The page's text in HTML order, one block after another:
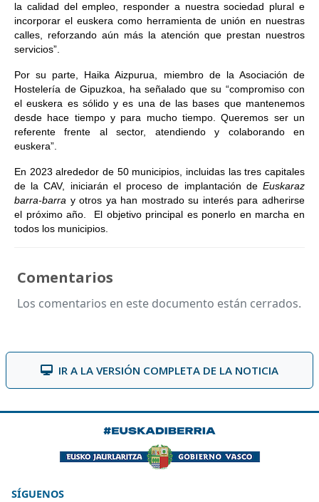
la calidad del empleo, responder a nuestra sociedad plural e
incorporar el euskera como herramienta de unión en nuestras
calles, reforzando aún más la atención que prestan nuestros
servicios”.
Por su parte, Haika Aizpurua, miembro de la Asociación de
Hostelería de Gipuzkoa, ha señalado que su “compromiso con
el euskera es sólido y es una de las bases que mantenemos
desde hace tiempo y para mucho tiempo. Queremos ser un
referente frente al sector, atendiendo y colaborando en
euskera”.
En 2023 alrededor de 50 municipios, incluidas las tres capitales
de la CAV, iniciarán el proceso de implantación de Euskaraz
barra-barra y otros ya han mostrado su interés para adherirse
el próximo año. El objetivo principal es ponerlo en marcha en
todos los municipios.
Comentarios
Los comentarios en este documento están cerrados.
IR A LA VERSIÓN COMPLETA DE LA NOTICIA
SÍGUENOS